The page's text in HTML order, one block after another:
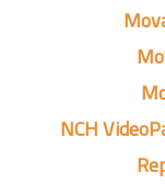
NCH